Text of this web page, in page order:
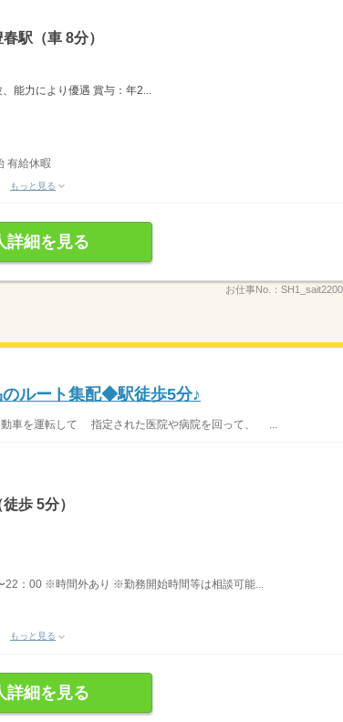
駅（車 8分）
能力により優遇 賞与：年2...
有給休暇
もっと見る
詳細を見る
お仕事No.：
ルート集配◆駅徒歩5分♪
動車を運転して 指定された医院や病院を回って、 ...
歩 5分）
：00 ※時間外あり ※勤務開始時間等は相談可能...
もっと見る
詳細を見る